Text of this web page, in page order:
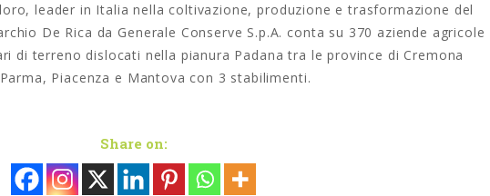
leader in Italia nella coltivazione, produzione e trasformazione del
De Rica da Generale Conserve S.p.A. conta su 370 aziende agricole
di terreno dislocati nella pianura Padana tra le province di Cremona
Piacenza e Mantova con 3 stabilimenti.
Share on: